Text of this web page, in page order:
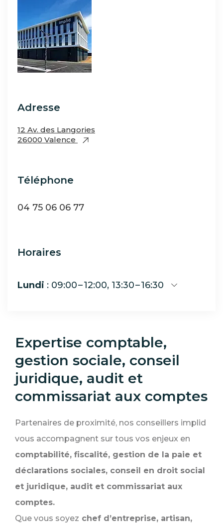
Adresse
12 Av. des Langories
26000 Valence
Téléphone
04 75 06 06 77
Horaires
Lundi : 09:00 – 12:00, 13:30 – 16:30
Expertise comptable,
gestion sociale, conseil
juridique, audit et
commissariat aux comptes
Partenaires de proximité, nos conseillers implid
vous accompagnent sur tous vos enjeux en
comptabilité, fiscalité, gestion de la paie et
déclarations sociales, conseil en droit social
et juridique, audit et commissariat aux
comptes.
Que vous soyez chef d’entreprise, artisan,